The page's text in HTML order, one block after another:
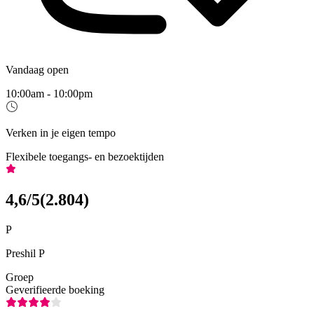
Vandaag open
10:00am - 10:00pm
Verken in je eigen tempo
Flexibele toegangs- en bezoektijden
4,6/5(2.804)
P
Preshil P
Groep
Geverifieerde boeking